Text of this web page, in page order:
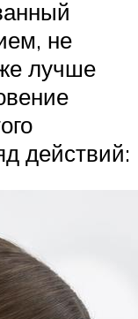
не
лучше
действий: